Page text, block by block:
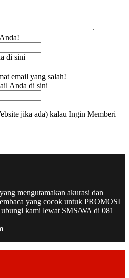
di sini
email yang salah!
Anda di sini
jika ada) kalau Ingin Memberi
mengutamakan akurasi dan
yang cocok untuk PROMOSI
kami lewat SMS/WA di 081